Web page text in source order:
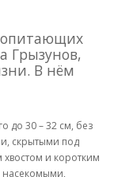
Грызунов,
В нём
до 30 – 32 см, без
скрытыми под
и коротким
насекомыми,